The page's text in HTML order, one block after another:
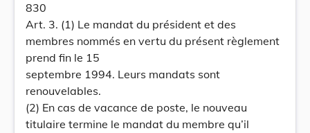
830
Art. 3. (1) Le mandat du président et des
membres nommés en vertu du présent règlement
prend fin le 15
septembre 1994. Leurs mandats sont
renouvelables.
(2) En cas de vacance de poste, le nouveau
titulaire termine le mandat du membre qu’il